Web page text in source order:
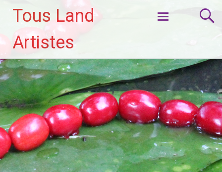
Tous Land
Artistes
contenu